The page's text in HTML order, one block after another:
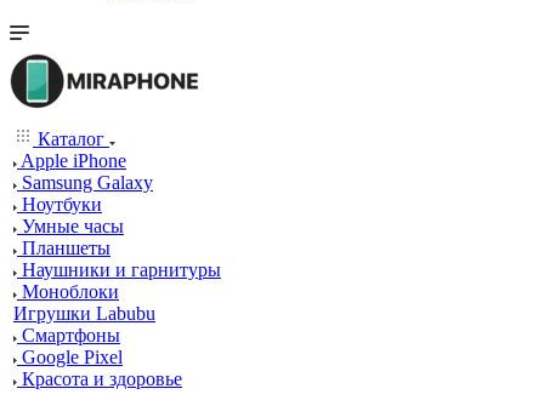
Каталог
Apple iPhone
Samsung Galaxy
Ноутбуки
Умные часы
Планшеты
Наушники и гарнитуры
Моноблоки
Игрушки Labubu
Смартфоны
Google Pixel
Красота и здоровье